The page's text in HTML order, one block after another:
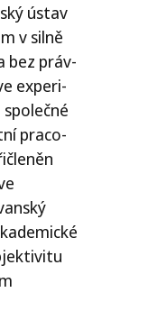
ústav
v sil­ně
bez práv­
expe­ri­
pra­co­